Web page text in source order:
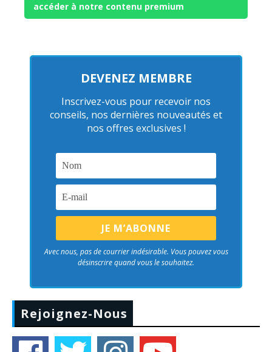
accéder à notre contenu premium
DEVENEZ MEMBRE
Inscrivez-vous pour recevoir nos
conseils, nos dernières nouveautés et
nos offres exclusives !
Avec nous, pas de courrier indésirable. Vous pouvez vous
désinscrire quand vous le souhaitez.
Rejoignez-Nous